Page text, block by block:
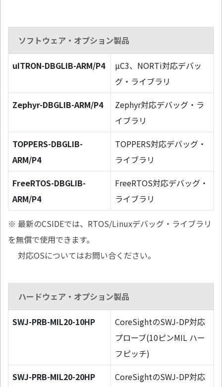
ソフトウェア・オプション製品
uITRON-DBGLIB-ARM/P4
µC3、NORTi対応デバッ
グ・ライブラリ
Zephyr-DBGLIB-ARM/P4
Zephyr対応デバッグ・ラ
イブラリ
TOPPERS-DBGLIB-
ARM/P4
TOPPERS対応デバッグ・
ライブラリ
FreeRTOS-DBGLIB-
ARM/P4
FreeRTOS対応デバッグ・
ライブラリ
※ 最新のCSIDEでは、RTOS/Linuxデバッグ・ライブラリ
を無償で使用できます。
対応OSについてはお問い合ください。
ハードウェア・オプション製品
SWJ-PRB-MIL20-10HP
CoreSightのSWJ-DP対応
プローブ(10ピンMIL ハー
フピッチ)
SWJ-PRB-MIL20-20HP
CoreSightのSWJ-DP対応